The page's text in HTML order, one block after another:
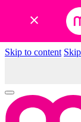
Skip to content